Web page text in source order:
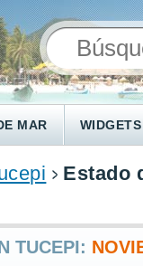
MAR
Estado
TUCEPI: